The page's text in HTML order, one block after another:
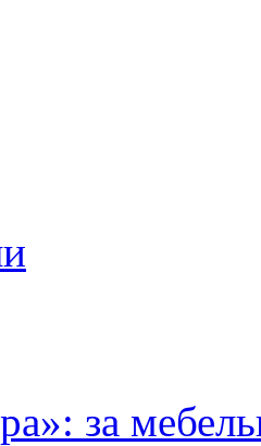
за